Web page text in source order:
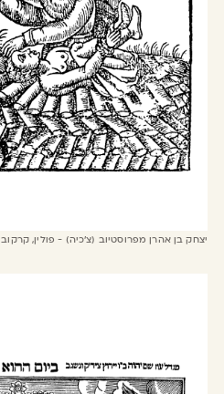
יצחק בן אהרן מפרוסטיוב (צ'כיה) - פולין, קרקוב 1569-1612 -